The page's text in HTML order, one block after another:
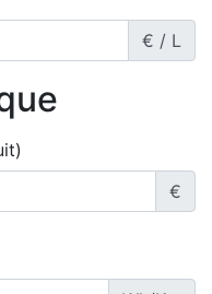
€ / L
€